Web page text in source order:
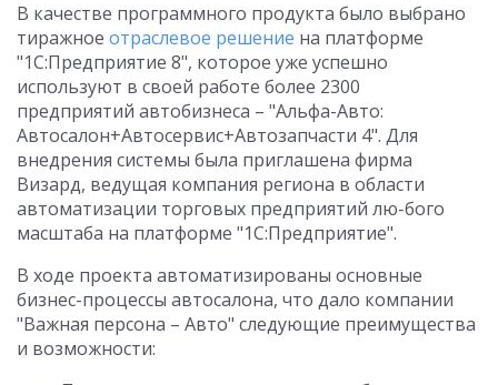
В качестве программного продукта было выбрано
тиражное отраслевое решение на платформе
"1С:Предприятие 8", которое уже успешно
используют в своей работе более 2300
предприятий автобизнеса – "Альфа-Авто:
Автосалон+Автосервис+Автозапчасти 4". Для
внедрения системы была приглашена фирма
Визард, ведущая компания региона в области
автоматизации торговых предприятий лю-бого
масштаба на платформе "1С:Предприятие".
В ходе проекта автоматизированы основные
бизнес-процессы автосалона, что дало компании
"Важная персона – Авто" следующие преимущества
и возможности: